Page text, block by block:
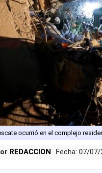
ocurrió en el complejo
REDACCION Fecha: 07/07/